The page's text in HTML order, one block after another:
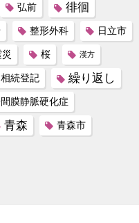
弘前
徘徊
整形外科 日立市
桜 漢方
相続登記 繰り返し
膜静脈硬化症
青森 青森市